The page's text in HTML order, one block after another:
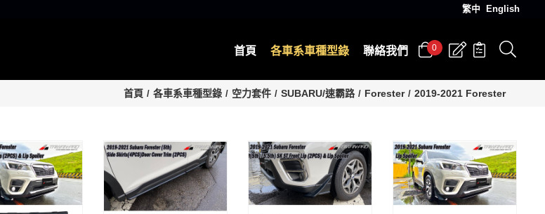
繁中 English
0
首頁 各車系車種型錄 聯絡我們
首頁 各車系車種型錄 空力套件 SUBARU/速霸路 Forester 2019-2021 Forester